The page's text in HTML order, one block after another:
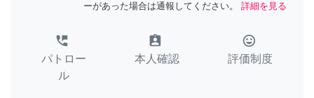
ーがあった場合は通報してください。
詳細を見る
perm_phone_msg
パトロー
ル
assignment_ind
本人確認
tag_faces
評価制度